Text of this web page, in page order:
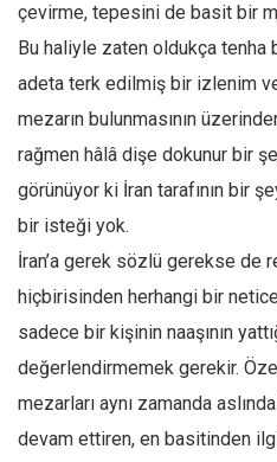
çevirme, tepesini de basit bir
Bu haliyle zaten oldukça tenha
adeta terk edilmiş bir izlenim
mezarın bulunmasının
rağmen hâlâ dişe dokunur bir
görünüyor ki İran tarafının bir
bir isteği yok.
İran’a gerek sözlü gerekse de
hiçbirisinden herhangi bir
sadece bir kişinin naaşının
değerlendirmemek gerekir.
mezarları aynı zamanda
devam ettiren, en basitinden